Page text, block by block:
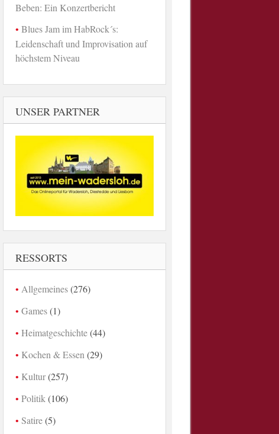
Beben: Ein Konzertbericht
Blues Jam im HabRock´s:
Leidenschaft und Improvisation auf
höchstem Niveau
UNSER PARTNER
RESSORTS
Allgemeines(276)
Games(1)
Heimatgeschichte(44)
Kochen & Essen (29)
Kultur(257)
Politik (106)
Satire(5)